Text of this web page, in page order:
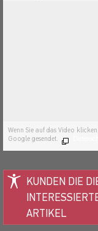
Wenn Sie auf das Video
Google gesendet.
KUNDEN DIE
ARTIKEL